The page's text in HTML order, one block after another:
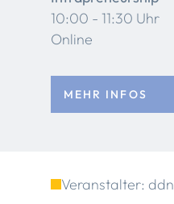
10:00 - 11:30 Uhr
Online
MEHR INFOS
Veranstalter: ddn